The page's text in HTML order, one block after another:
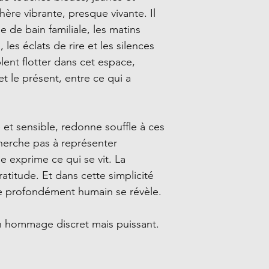
vibrante, presque vivante. Il
de bain familiale, les matins
les éclats de rire et les silences
flotter dans cet espace,
le présent, entre ce qui a
sensible, redonne souffle à ces
pas à représenter
exprime ce qui se vit. La
Et dans cette simplicité
humain se révèle.
hommage discret mais puissant.